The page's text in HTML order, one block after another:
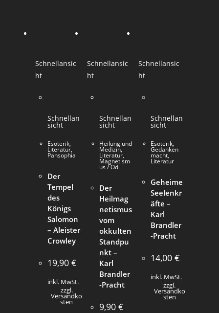
Schnellansic
ht
Schnellan
sicht
Esoterik,
Literatur,
Pansophia
Der
Tempel
des
Königs
Salomon
– Aleister
Crowley
19,90€
inkl. MwSt.
zzgl.
Versandko
sten
Schnellansic
ht
Schnellan
sicht
Heilung und
Medizin,
Literatur,
Magnetism
us / Od
Der
Heilmag
netismus
vom
okkulten
Standpu
nkt –
Karl
Brandler
-Pracht
9,90 €
Schnellansic
ht
Schnellan
sicht
Esoterik,
Gedanken
macht,
Literatur
Geheime
Seelenkr
äfte –
Karl
Brandler
-Pracht
14,00 €
inkl. MwSt.
zzgl.
Versandko
sten